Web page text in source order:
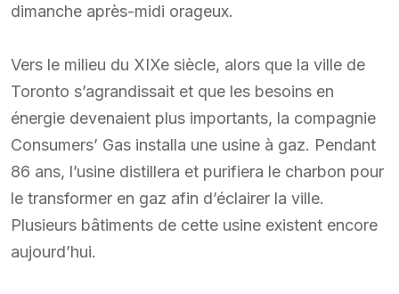
dimanche après-midi orageux.
Vers le milieu du XIXe siècle, alors que la ville de
Toronto s’agrandissait et que les besoins en
énergie devenaient plus importants, la compagnie
Consumers’ Gas installa une usine à gaz. Pendant
86 ans, l’usine distillera et purifiera le charbon pour
le transformer en gaz afin d’éclairer la ville.
Plusieurs bâtiments de cette usine existent encore
aujourd’hui.